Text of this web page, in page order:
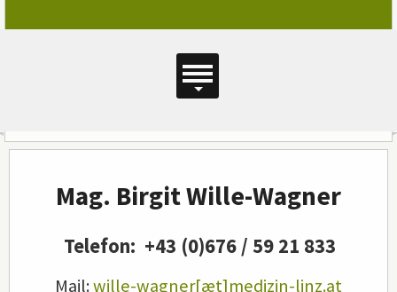
Hauptmenü
Mag. Birgit Wille-Wagner
Telefon: +43 (0)676 / 59 21 833
Mail:wille-wagner[æt]medizin-linz.at